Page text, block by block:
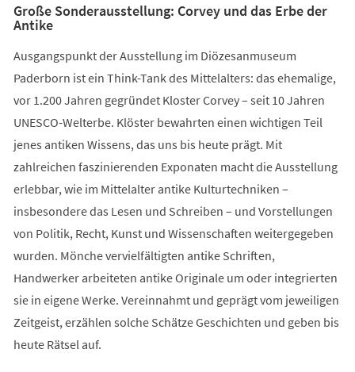
Große Sonderausstellung: Corvey und das Erbe der
Antike
Ausgangspunkt der Ausstellung im Diözesanmuseum
Paderborn ist ein Think-Tank des Mittelalters: das ehemalige,
vor 1.200 Jahren gegründet Kloster Corvey – seit 10 Jahren
UNESCO-Welterbe. Klöster bewahrten einen wichtigen Teil
jenes antiken Wissens, das uns bis heute prägt. Mit
zahlreichen faszinierenden Exponaten macht die Ausstellung
erlebbar, wie im Mittelalter antike Kulturtechniken –
insbesondere das Lesen und Schreiben – und Vorstellungen
von Politik, Recht, Kunst und Wissenschaften weitergegeben
wurden. Mönche vervielfältigten antike Schriften,
Handwerker arbeiteten antike Originale um oder integrierten
sie in eigene Werke. Vereinnahmt und geprägt vom jeweiligen
Zeitgeist, erzählen solche Schätze Geschichten und geben bis
heute Rätsel auf.